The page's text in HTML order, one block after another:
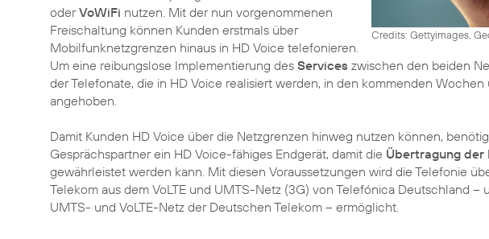
Credits: Gettyimages,
oderVoWiFi nutzen. Mit der nun vorgenommenen
Freischaltung können Kunden erstmals über
Mobilfunknetzgrenzen hinaus in HD Voice telefonieren.
Um eine reibungslose Implementierung des Services zwischen den beiden
der Telefonate, die in HD Voice realisiert werden, in den kommenden
angehoben.
Damit Kunden HD Voice über die Netzgrenzen hinweg nutzen können,
Gesprächspartner ein HD Voice-fähiges Endgerät, damit die Übertragung der
gewährleistet werden kann. Mit diesen Voraussetzungen wird die Telefonie
Telekom aus dem VoLTE und UMTS-Netz (3G) von Telefónica Deutschland –
UMTS- und VoLTE-Netz der Deutschen Telekom – ermöglicht.